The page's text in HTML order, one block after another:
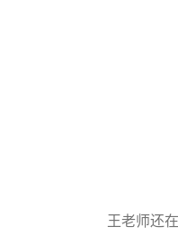
王老师还